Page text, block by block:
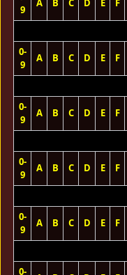
9
A B C D E F
0-
9
A B C D E F
0-
9
A B C D E F
0-
9
A B C D E F
0-
9
A B C D E F
0-